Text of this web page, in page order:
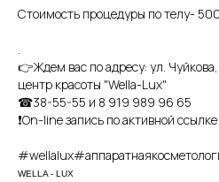
Стоимость процедуры по телу-
.
👉Ждем вас по адресу: ул. Чуйкова,
центр красоты "Wella-Lux"
☎38-55-55 и 8 919 989 96 65
❗On-line запись по активной
WELLA - LUX